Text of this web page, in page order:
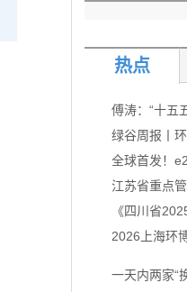
热点
傅涛：“十五
绿谷周报丨
全球首发！
江苏省重点
《四川省
2026上海环
一天内两家“